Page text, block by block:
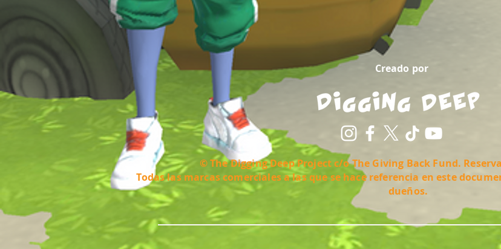
Creado por
© The Digging Deep Project c/o The Giving Back Fund.
Todas las marcas comerciales a las que se hace referencia en este
dueños.